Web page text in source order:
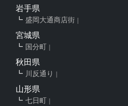
岩手県
盛岡大通商店街
宮城県
国分町
秋田県
川反通り
山形県
七日町